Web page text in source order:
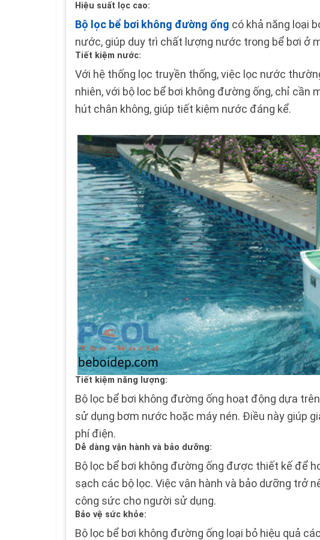
Hiệu suất lọc cao:
Bộ lọc bể bơi không đường ống có khả năng loại
nước, giúp duy trì chất lượng nước trong bể bơi ở
Tiết kiệm nước:
Với hệ thống lọc truyền thống, việc lọc nước
nhiên, với bộ loc bể bơi không đường ống, chỉ
hút chân không, giúp tiết kiệm nước đáng kể.
Tiết kiệm năng lượng:
Bộ lọc bể bơi không đường ống hoạt động dựa
sử dụng bơm nước hoặc máy nén. Điều này giúp
phí điện.
Dễ dàng vận hành và bảo dưỡng:
Bộ lọc bể bơi không đường ống được thiết kế để
sạch các bộ lọc. Việc vận hành và bảo dưỡng trở
công sức cho người sử dụng.
Bảo vệ sức khỏe:
Bộ lọc bể bơi không đường ống loại bỏ hiệu quả